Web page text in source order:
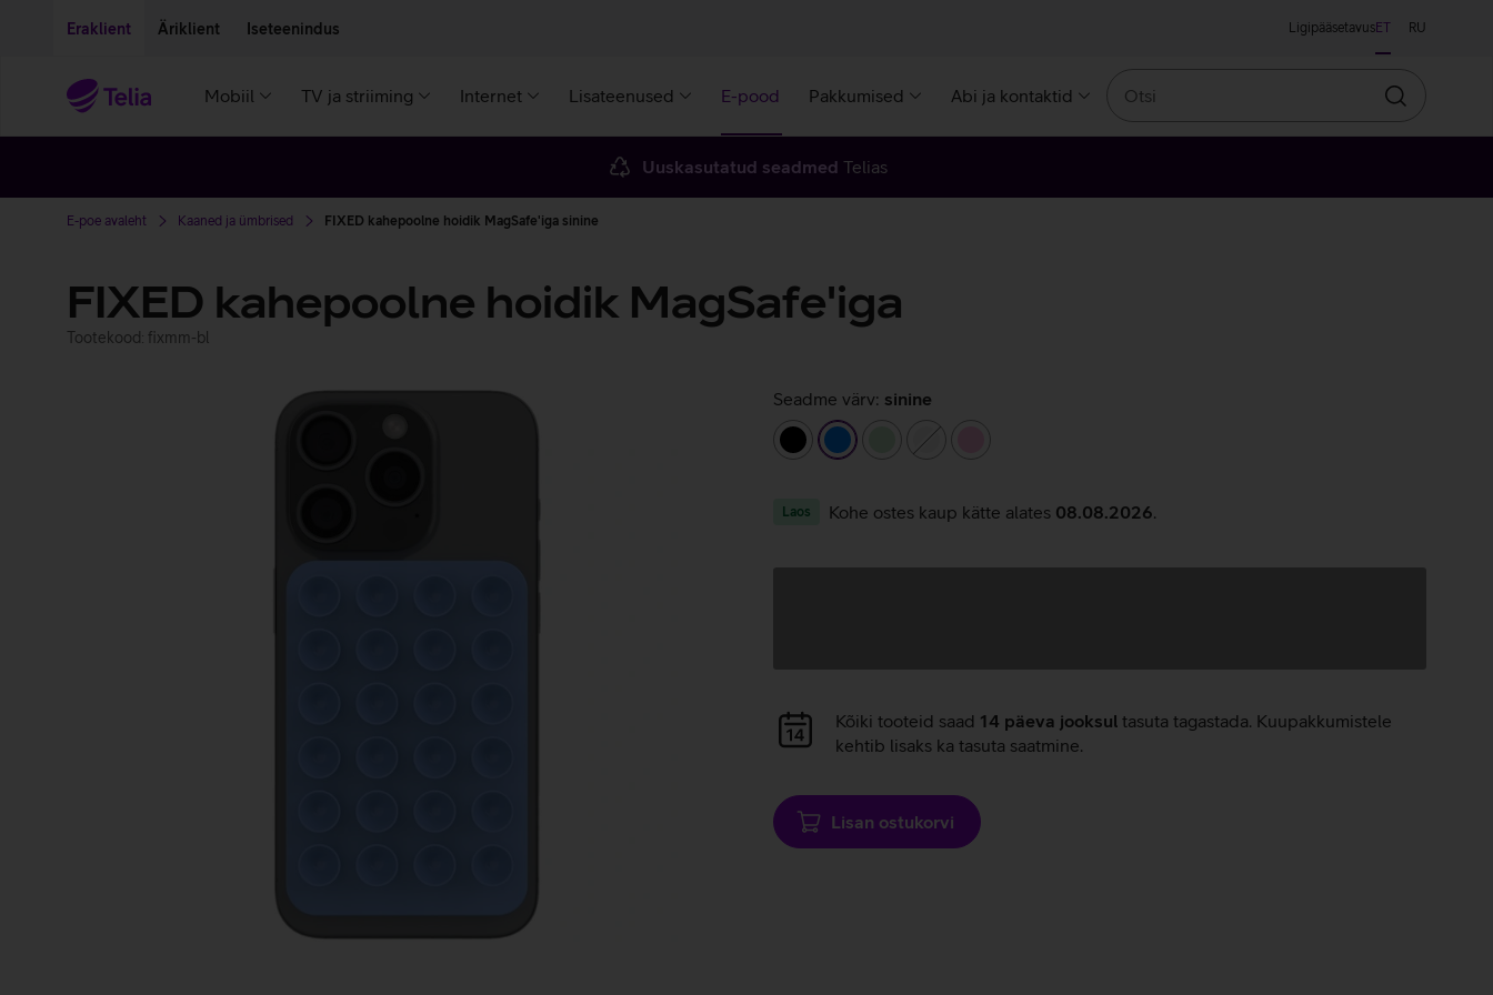
Eraklient Äriklient Iseteenindus LigipääsetavusET RU
Mobiil TV ja striiming Internet Lisateenused E-pood Pakkumised Abi ja kontaktid
Otsin
Uuskasutatud seadmed Telias
E-poe avaleht Kaaned ja ümbrised FIXED kahepoolne hoidik MagSafe'iga sinine
FIXED kahepoolne hoidik MagSafe'iga
Tootekood: fixmm-bl
Seadme värv: sinine
must
sinine heleroheline
valge
Laos Kohe ostes kaup kätte alates 08.08.2026
Andmete
laadimine
Kõiki tooteid saad 14 päeva jooksul tasuta tagastada. Kuupakkumistele
kehtib lisaks ka tasuta saatmine.
Lisan ostukorvi